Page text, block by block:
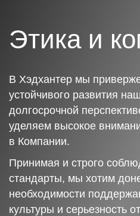
Этика и
В Хэдхантер мы
устойчивого развития
долгосрочной
уделяем высокое
в Компании.
Принимая и строго
стандарты, мы хотим
необходимости
культуры и серьезность